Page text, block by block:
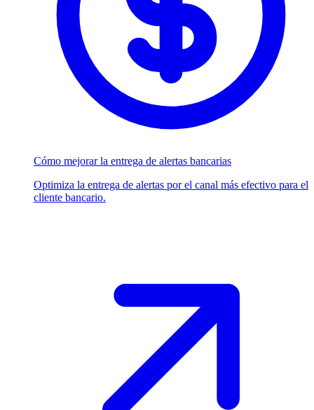
Cómo mejorar la entrega de alertas bancarias
Optimiza la entrega de alertas por el canal más efectivo para el
cliente bancario.